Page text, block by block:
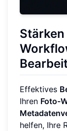
Effektives
Ihren Foto-
helfen, Ihre